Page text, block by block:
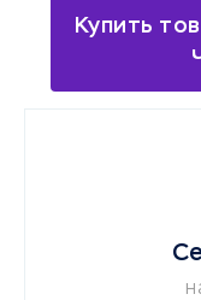
Купить